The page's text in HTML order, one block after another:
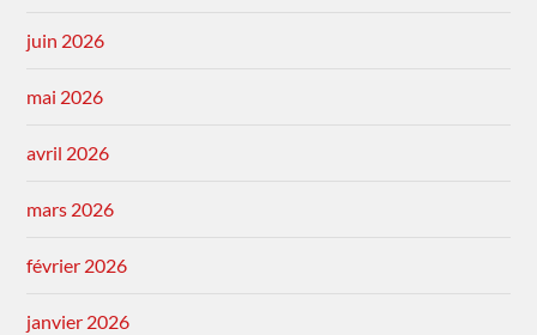
juin 2026
mai 2026
avril 2026
mars 2026
février 2026
janvier 2026